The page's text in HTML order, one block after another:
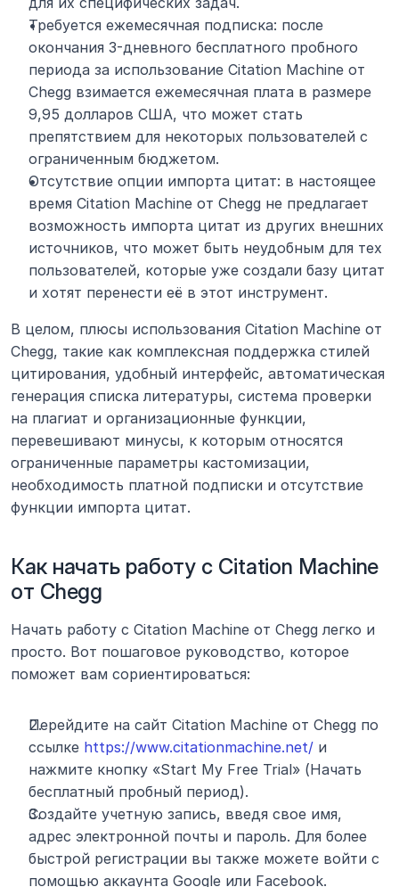
Требуется ежемесячная подписка: после
окончания 3-дневного бесплатного пробного
периода за использование Citation Machine от
Chegg взимается ежемесячная плата в размере
9,95 долларов США, что может стать
препятствием для некоторых пользователей с
ограниченным бюджетом.
Отсутствие опции импорта цитат: в настоящее
время Citation Machine от Chegg не предлагает
возможность импорта цитат из других внешних
источников, что может быть неудобным для тех
пользователей, которые уже создали базу цитат
и хотят перенести её в этот инструмент.
В целом, плюсы использования Citation Machine от
Chegg, такие как комплексная поддержка стилей
цитирования, удобный интерфейс, автоматическая
генерация списка литературы, система проверки
на плагиат и организационные функции,
перевешивают минусы, к которым относятся
ограниченные параметры кастомизации,
необходимость платной подписки и отсутствие
функции импорта цитат.
Как начать работу с Citation Machine
от Chegg
Начать работу с Citation Machine от Chegg легко и
просто. Вот пошаговое руководство, которое
поможет вам сориентироваться:
Перейдите на сайт Citation Machine от Chegg по
ссылке https://www.citationmachine.net/ и
нажмите кнопку «Start My Free Trial» (Начать
бесплатный пробный период).
Создайте учетную запись, введя свое имя,
адрес электронной почты и пароль. Для более
быстрой регистрации вы также можете войти с
помощью аккаунта Google или Facebook.